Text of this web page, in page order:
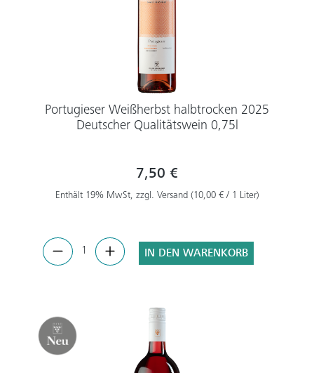
Portugieser Weißherbst halbtrocken 2025
Deutscher Qualitätswein 0,75l
7,50 €
Enthält 19% MwSt, zzgl. Versand (10,00 € / 1 Liter)
IN DEN WARENKORB